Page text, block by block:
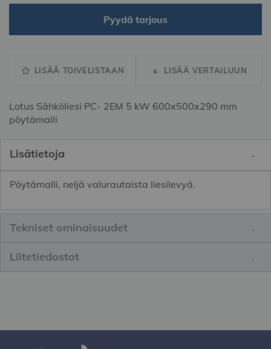
Pyydä tarjous
LISÄÄ TOIVELISTAAN LISÄÄ VERTAILUUN
Lotus Sähköliesi PC- 2EM 5 kW 600x500x290 mm
pöytämalli
Lisätietoja
Pöytämalli, neljä valurautaista liesilevyä.
Tekniset ominaisuudet
Liitetiedostot